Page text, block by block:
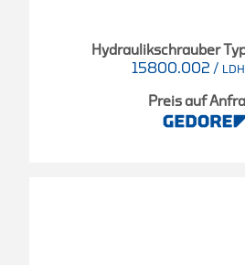
Hydraulikschrauber
15800.002 /
Preis auf